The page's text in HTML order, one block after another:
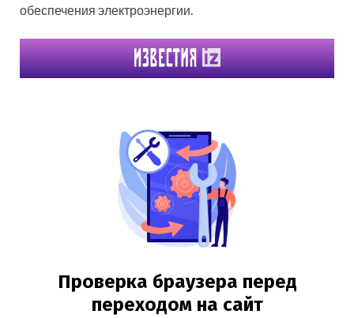
обеспечения электроэнергии.